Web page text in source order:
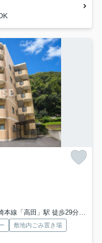
本線「高田」駅 徒歩29分
敷地内ごみ置き場